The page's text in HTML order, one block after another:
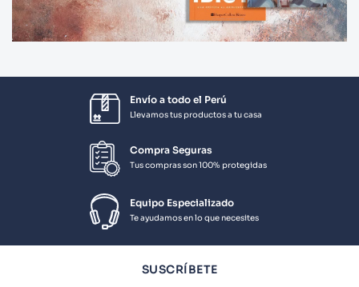
Envío a todo el Perú
Llevamos tus productos a tu casa
Compra Seguras
Tus compras son 100% protegidas
Equipo Especializado
Te ayudamos en lo que necesites
SUSCRÍBETE